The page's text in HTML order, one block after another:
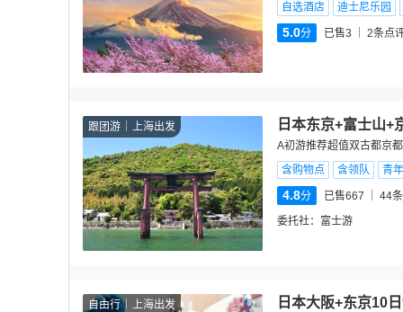
自选酒店 迪士尼乐园
5.0分 已售3 2条点
跟团游 上海出发 日本东京+富士山+
A初游推荐超值双古都京
含购物点
含领队 青
4.8分 已售667 44
委托社： 富士游
自由行 上海出发 日本大阪+东京10